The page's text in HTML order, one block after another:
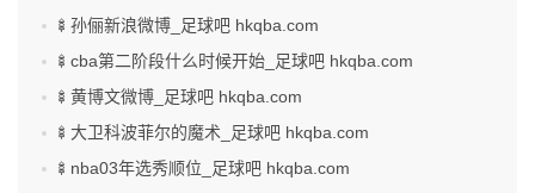
🍢孙俪新浪微博_足球吧 hkqba.com
🍢cba第二阶段什么时候开始_足球吧 hkqba.com
🍢黄博文微博_足球吧 hkqba.com
🍢大卫科波菲尔的魔术_足球吧 hkqba.com
🍢nba03年选秀顺位_足球吧 hkqba.com